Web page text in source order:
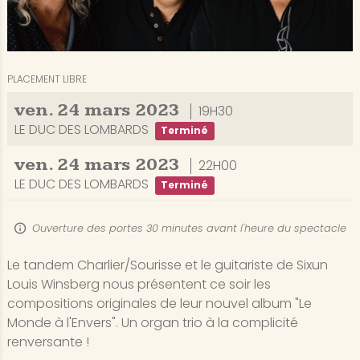
PLACEMENT LIBRE
ven. 24 mars 2023
19H30
LE DUC DES LOMBARDS
Terminé
ven. 24 mars 2023
22H00
LE DUC DES LOMBARDS
Terminé
Ouverture des portes 30 minutes avant l'heure du spectacle
Le tandem Charlier/Sourisse et le guitariste de Sixun
Louis Winsberg nous présentent ce soir les
compositions originales de leur nouvel album "Le
Monde à l'Envers". Un organ trio à la complicité
renversante !